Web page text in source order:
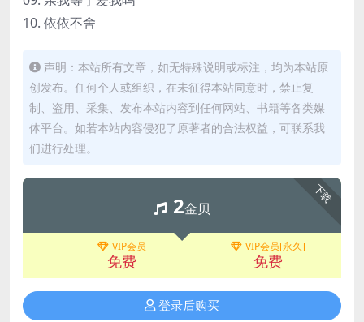
10. 依依不舍
声明：本站所有文章，如无特殊说明或标注，均为本站原
创发布。任何个人或组织，在未征得本站同意时，禁止复
制、盗用、采集、发布本站内容到任何网站、书籍等各类媒
体平台。如若本站内容侵犯了原著者的合法权益，可联系我
们进行处理。
下载
2金贝
VIP会员
免费
VIP会员[永久]
免费
登录后购买